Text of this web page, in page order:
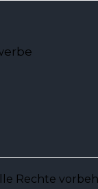
Rechte